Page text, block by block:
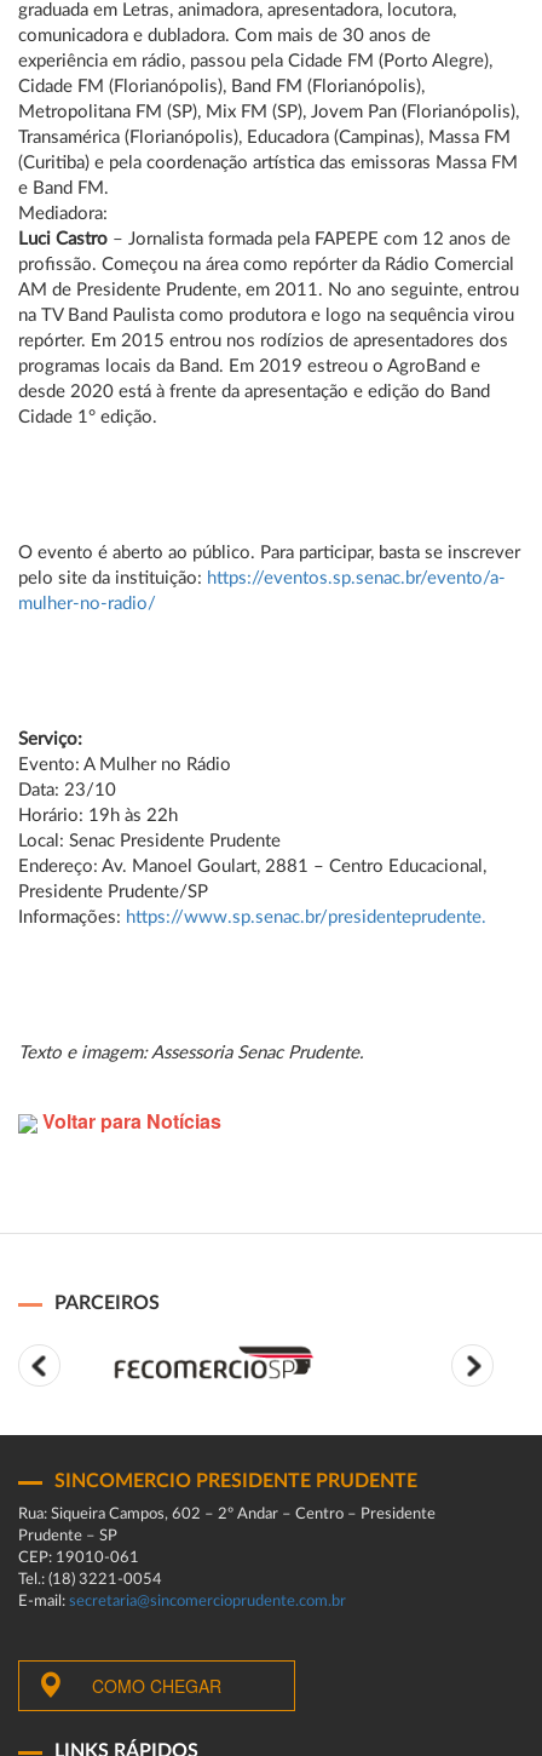
graduada em Letras, animadora, apresentadora, locutora,
comunicadora e dubladora. Com mais de 30 anos de
experiência em rádio, passou pela Cidade FM (Porto Alegre),
Cidade FM (Florianópolis), Band FM (Florianópolis),
Metropolitana FM (SP), Mix FM (SP), Jovem Pan (Florianópolis),
Transamérica (Florianópolis), Educadora (Campinas), Massa FM
(Curitiba) e pela coordenação artística das emissoras Massa FM
e Band FM.
Mediadora:
Luci Castro – Jornalista formada pela FAPEPE com 12 anos de
profissão. Começou na área como repórter da Rádio Comercial
AM de Presidente Prudente, em 2011. No ano seguinte, entrou
na TV Band Paulista como produtora e logo na sequência virou
repórter. Em 2015 entrou nos rodízios de apresentadores dos
programas locais da Band. Em 2019 estreou o AgroBand e
desde 2020 está à frente da apresentação e edição do Band
Cidade 1° edição.
O evento é aberto ao público. Para participar, basta se inscrever
pelo site da instituição: https://eventos.sp.senac.br/evento/a-
mulher-no-radio/
Serviço:
Evento: A Mulher no Rádio
Data: 23/10
Horário: 19h às 22h
Local: Senac Presidente Prudente
Endereço: Av. Manoel Goulart, 2881 – Centro Educacional,
Presidente Prudente/SP
Informações: https://www.sp.senac.br/presidenteprudente.
Texto e imagem: Assessoria Senac Prudente.
Voltar para Notícias
PARCEIROS
SINCOMERCIO PRESIDENTE PRUDENTE
Rua: Siqueira Campos, 602 – 2º Andar – Centro – Presidente
Prudente – SP
CEP: 19010-061
Tel.: (18) 3221-0054
E-mail: secretaria@sincomercioprudente.com.br
COMO CHEGAR
LINKS RÁPIDOS